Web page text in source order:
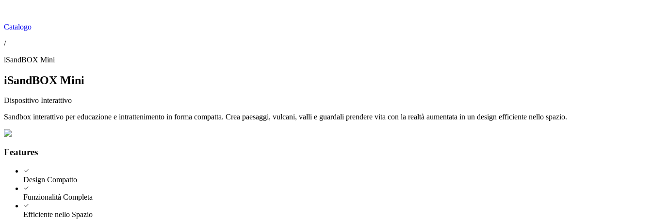
Catalogo
/
iSandBOX Mini
iSandBOX Mini
Dispositivo Interattivo
Sandbox interattivo per educazione e intrattenimento in forma compatta. Crea paesaggi, vulcani, valli e guardali prendere vita con la realtà aumentata in un design efficiente nello spazio.
Features
Design Compatto
Funzionalità Completa
Efficiente nello Spazio